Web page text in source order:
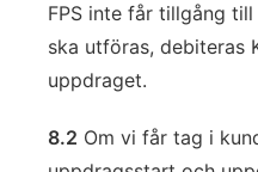
FPS inte får tillgång
ska utföras, debiteras
uppdraget.
8.2 Om vi får tag i